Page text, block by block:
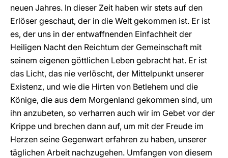
neuen Jahres. In dieser Zeit haben wir stets auf den
Erlöser geschaut, der in die Welt gekommen ist. Er ist
es, der uns in der entwaffnenden Einfachheit der
Heiligen Nacht den Reichtum der Gemeinschaft mit
seinem eigenen göttlichen Leben gebracht hat. Er ist
das Licht, das nie verlöscht, der Mittelpunkt unserer
Existenz, und wie die Hirten von Betlehem und die
Könige, die aus dem Morgenland gekommen sind, um
ihn anzubeten, so verharren auch wir im Gebet vor der
Krippe und brechen dann auf, um mit der Freude im
Herzen seine Gegenwart erfahren zu haben, unserer
täglichen Arbeit nachzugehen. Umfangen von diesem